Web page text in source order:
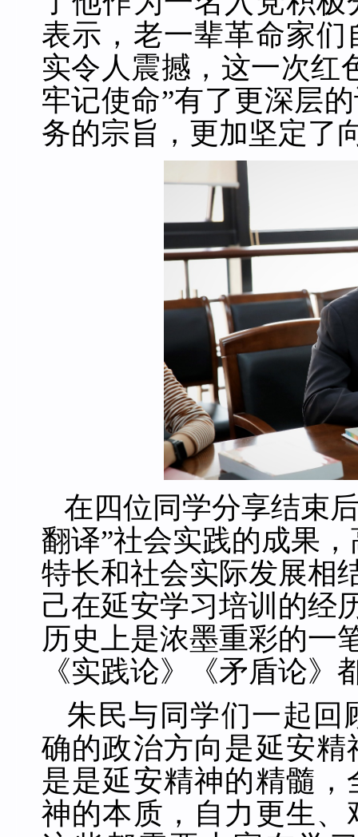
表示，老一辈革命家
实令人震撼，这一次红
牢记使命”有了更深层
务的宗旨，更加坚定了
在四位同学分享结束
翻译”社会实践的成果
特长和社会实际发展相
己在延安学习培训的经
历史上是浓墨重彩的一
《实践论》《矛盾论》
朱民与同学们一起回
确的政治方向是延安
是是延安精神的精髓
神的本质，自力更生